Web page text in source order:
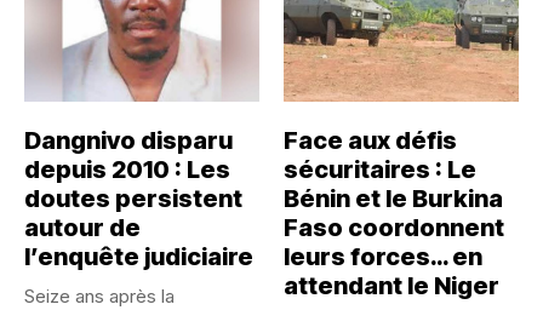
Dangnivo disparu
depuis 2010 : Les
doutes persistent
autour de
l’enquête judiciaire
Seize ans après la
Face aux défis
sécuritaires : Le
Bénin et le Burkina
Faso coordonnent
leurs forces… en
attendant le Niger